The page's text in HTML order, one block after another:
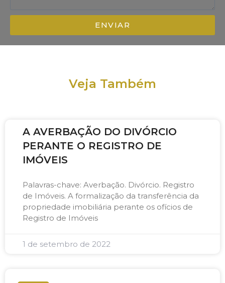
ENVIAR
Veja Também
A AVERBAÇÃO DO DIVÓRCIO
PERANTE O REGISTRO DE
IMÓVEIS
Palavras-chave: Averbação. Divórcio. Registro
de Imóveis. A formalização da transferência da
propriedade imobiliária perante os ofícios de
Registro de Imóveis
1 de setembro de 2022